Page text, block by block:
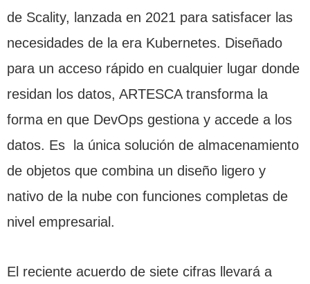
de Scality, lanzada en 2021 para satisfacer las
necesidades de la era Kubernetes. Diseñado
para un acceso rápido en cualquier lugar donde
residan los datos, ARTESCA transforma la
forma en que DevOps gestiona y accede a los
datos. Es la única solución de almacenamiento
de objetos que combina un diseño ligero y
nativo de la nube con funciones completas de
nivel empresarial.
El reciente acuerdo de siete cifras llevará a